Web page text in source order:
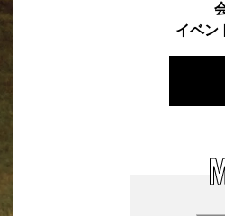
イベン